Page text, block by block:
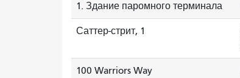
1. Здание паромного терминала
Саттер-стрит, 1
100 Warriors Way